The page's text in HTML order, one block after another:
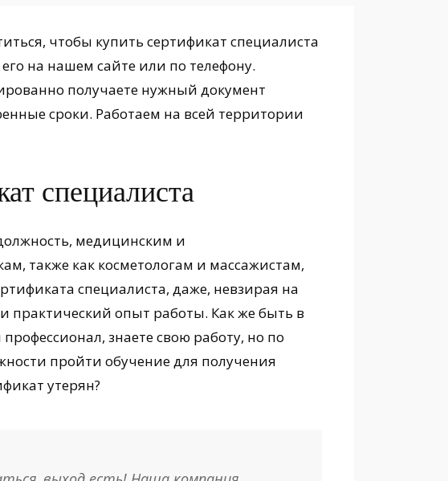
чтобы купить сертификат специалиста
на нашем сайте или по телефону.
получаете нужный документ
сроки. Работаем на всей территории
специалиста
медицинским и
также как косметологам и массажистам,
специалиста, даже, невзирая на
практический опыт работы. Как же быть в
знаете свою работу, но по
пройти обучение для получения
утерян?